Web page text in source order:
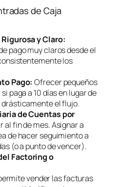
de Caja
y Claro:
pago muy claros desde el
los
Pago: Ofrecer pequeños
paga a 10 días en lugar de
el flujo.
de Cuentas por
al fin de mes. Asignar a
de hacer seguimiento a
(o a punto de vencer).
Factoringo
vender las facturas